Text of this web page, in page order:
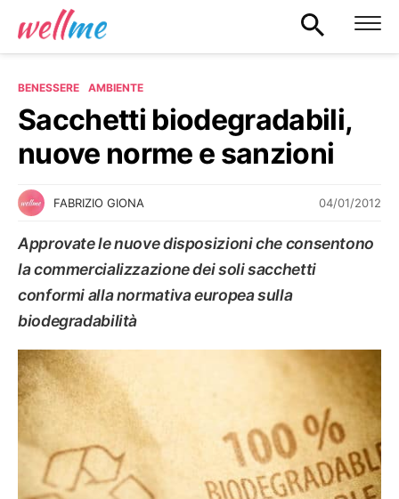
BENESSERE AMBIENTE
Sacchetti biodegradabili,
nuove norme e sanzioni
FABRIZIO GIONA 04/01/2012
Approvate le nuove disposizioni che consentono
la commercializzazione dei soli sacchetti
conformi alla normativa europea sulla
biodegradabilità
AMBIENTE